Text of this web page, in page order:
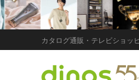
カタログ通販・テレビショッ